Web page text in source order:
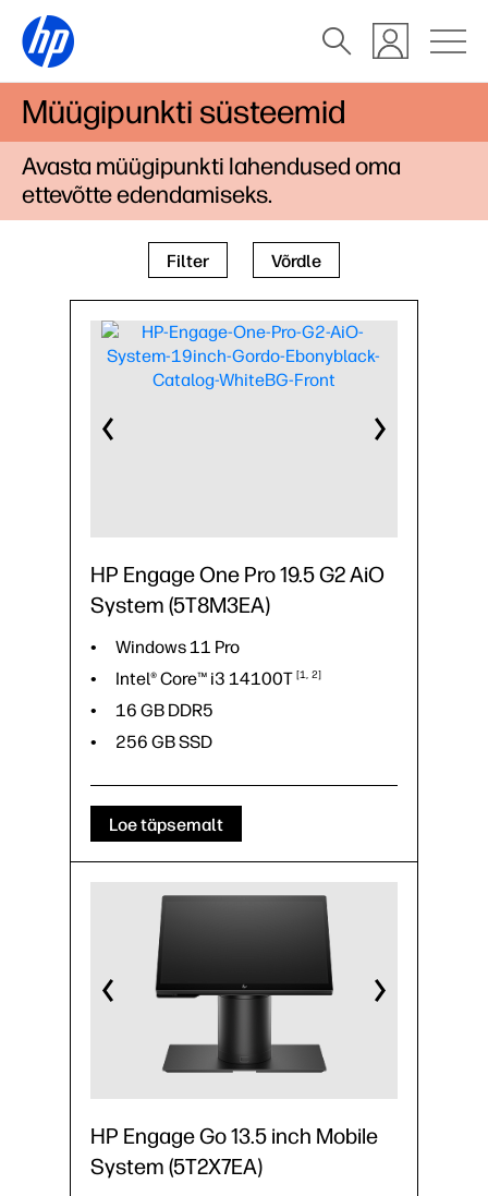
Müügipunkti süsteemid
Avasta müügipunkti lahendused oma
ettevõtte edendamiseks.
Filter Võrdle
HP Engage One Pro 19.5 G2 AiO
System (5T8M3EA)
Windows 11 Pro
Intel® Core™ i3 14100T 1 2
16 GB DDR5
256 GB SSD
Loe täpsemalt
HP Engage Go 13.5 inch Mobile
System (5T2X7EA)